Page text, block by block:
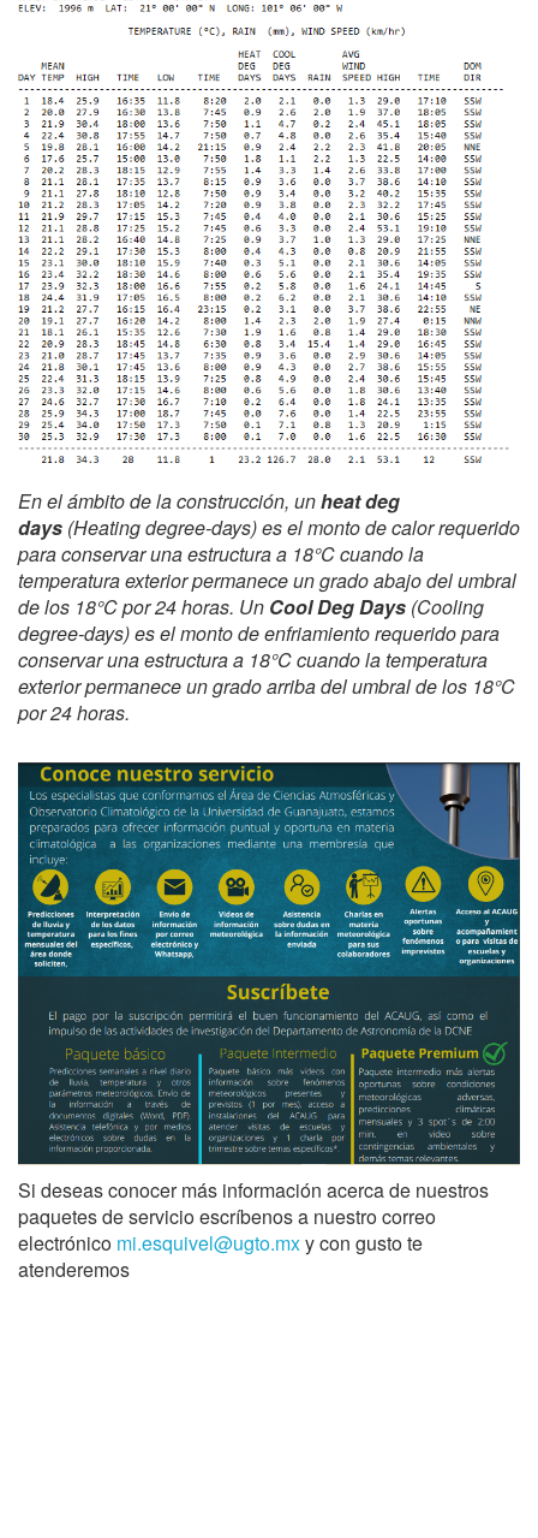
En el ámbito de la construcción, unheat deg
days (Heating degree-days) es el monto de calor requerido
para conservar una estructura a 18°C cuando la
temperatura exterior permanece un grado abajo del umbral
de los 18°C por 24 horas. Un Cool Deg Days (Cooling
degree-days) es el monto de enfriamiento requerido para
conservar una estructura a 18°C cuando la temperatura
exterior permanece un grado arriba del umbral de los 18°C
por 24 horas.
Si deseas conocer más información acerca de nuestros
paquetes de servicio escríbenos a nuestro correo
electrónico mi.esquivel@ugto.mxy con gusto te
atenderemos